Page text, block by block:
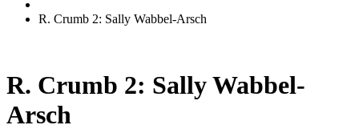
R. Crumb 2: Sally Wabbel-Arsch
R. Crumb 2: Sally Wabbel-
Arsch